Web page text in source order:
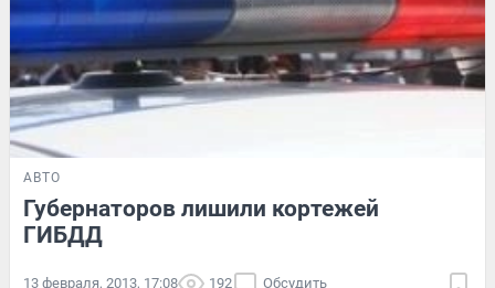
АВТО
Губернаторов лишили кортежей
ГИБДД
13 февраля, 2013, 17:08 192 Обсудить